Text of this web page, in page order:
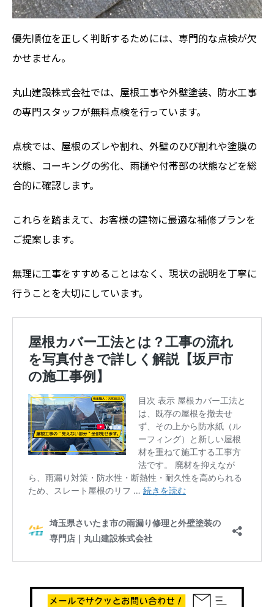
優先順位を正しく判断するためには、専門的な点検が欠
かせません。
丸山建設株式会社では、屋根工事や外壁塗装、防水工事
の専門スタッフが無料点検を行っています。
点検では、屋根のズレや割れ、外壁のひび割れや塗膜の
状態、コーキングの劣化、雨樋や付帯部の状態などを総
合的に確認します。
これらを踏まえて、お客様の建物に最適な補修プランを
ご提案します。
無理に工事をすすめることはなく、現状の説明を丁寧に
行うことを大切にしています。